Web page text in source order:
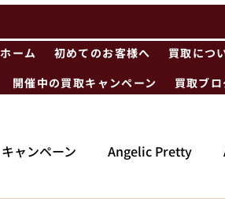
ホーム 初めてのお客様へ 買取につ
開催中の買取キャンペーン
買取ブロ
キャンペーン Angelic Pretty